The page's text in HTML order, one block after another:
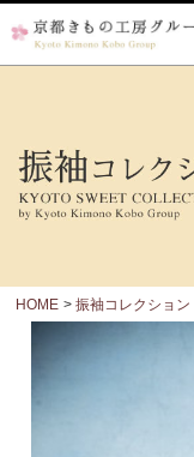
HOME >振袖コレクション